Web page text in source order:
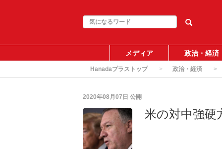
メディア 政治・経済
Hanadaプラストップ 政治・経済
2020年08月07日 公開
米の対中強硬